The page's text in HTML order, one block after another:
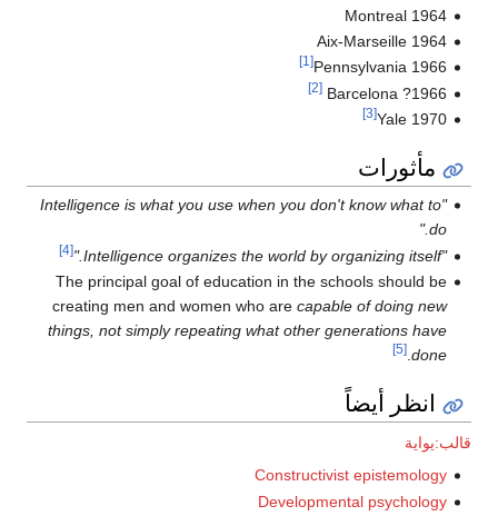
1964 Montreal
1964 Aix-Marseille
1966 Pennsylvania
[1]
1966? Barcelona
[2]
1970 Yale
[3]
مأثورات
"Intelligence is what you use when you don't know what to
do."
"Intelligence organizes the world by organizing itself."
[4]
The principal goal of education in the schools should be
creating men and women who are capable of doing new
things, not simply repeating what other generations have
done
.
[5]
انظر أيضاً
قالب:يواية
Constructivist epistemology
Developmental psychology